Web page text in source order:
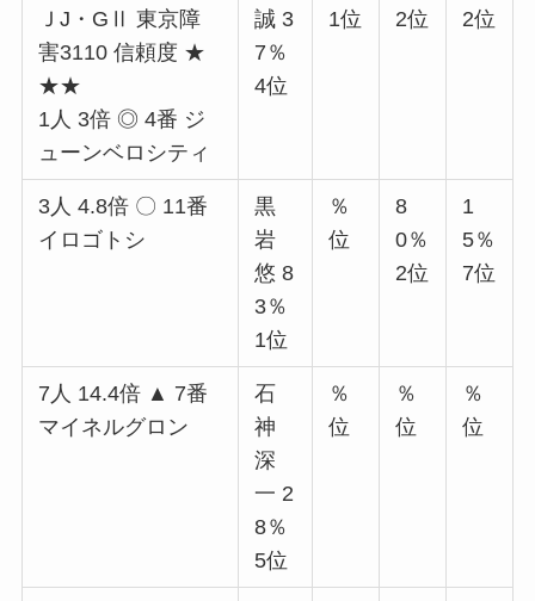
ＪJ・GⅡ 東京障
害3110 信頼度 ★
★★
1人 3倍 ◎ 4番 ジ
ューンベロシティ
誠 3
7％
4位
1位
2位
2位
3人 4.8倍 〇 11番
イロゴトシ
黒
岩
悠 8
3％
1位
％
位
8
0％
2位
1
5％
7位
7人 14.4倍 ▲ 7番
マイネルグロン
石
神
深
一 2
8％
5位
％
位
％
位
％
位